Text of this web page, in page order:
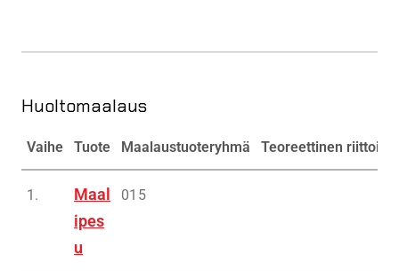
Huoltomaalaus
Vaihe Tuote Maalaustuoteryhmä Teoreettinen
1.
Maal
ipes
u
015